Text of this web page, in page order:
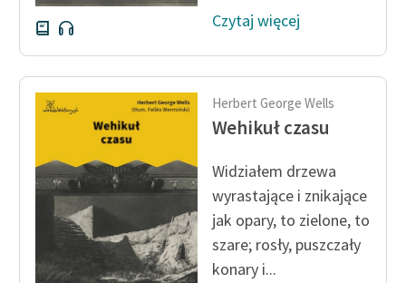
niepełnosprawnościami
Feministyczne inspiracje.
skandynawskiej literatury
feministycznej
Ręce pełne poezji
Kolekcje edukacyjne
twórców przechodzących
do domeny publicznej,
lektur szkolnych oraz
Starego Testamentu
Czytaj więcej
Herbert George Wells
Wehikuł czasu
Widziałem drzewa
wyrastające i znikające
jak opary, to zielone, to
szare; rosły, puszczały
konary i...